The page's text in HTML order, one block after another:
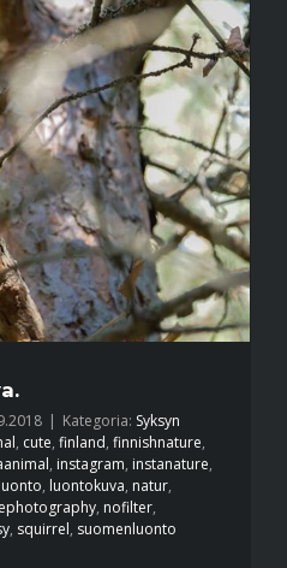
Kategoria: Syksyn
, cute, finland, finnishnature,
, instagram, instanature,
luonto, luontokuva, natur,
, nofilter,
, squirrel, suomenluonto